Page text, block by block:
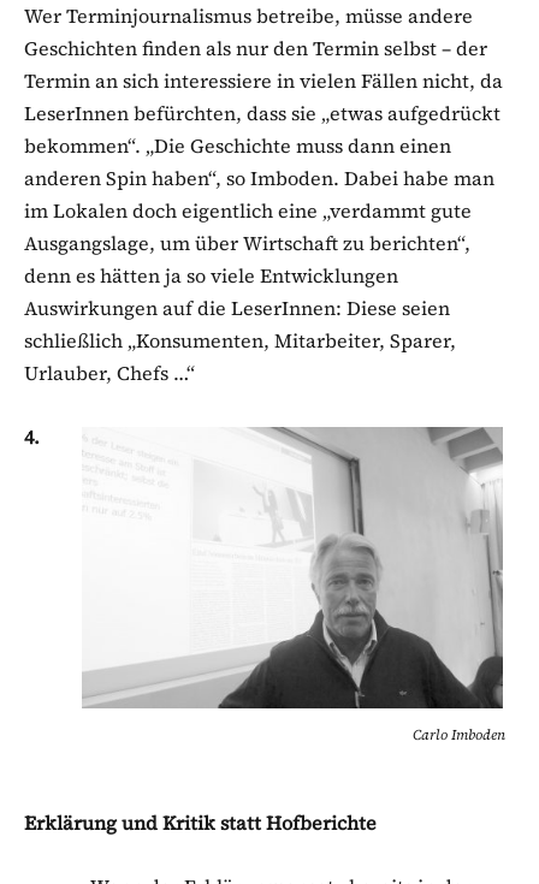
Wer Terminjournalismus betreibe, müsse andere
Geschichten finden als nur den Termin selbst – der
Termin an sich interessiere in vielen Fällen nicht, da
LeserInnen befürchten, dass sie „etwas aufgedrückt
bekommen“. „Die Geschichte muss dann einen
anderen Spin haben“, so Imboden. Dabei habe man
im Lokalen doch eigentlich eine „verdammt gute
Ausgangslage, um über Wirtschaft zu berichten“,
denn es hätten ja so viele Entwicklungen
Auswirkungen auf die LeserInnen: Diese seien
schließlich „Konsumenten, Mitarbeiter, Sparer,
Urlauber, Chefs …“
Carlo Imboden
4.
Erklärung und Kritik statt Hofberichte